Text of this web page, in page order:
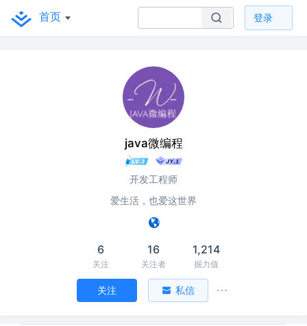
首页 登录
java微编程
开发工程师
爱生活，也爱这世界
6
关注
16
关注者
1,214
掘力值
关注 私信